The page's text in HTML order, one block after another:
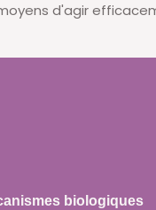
d'agir
biologiques